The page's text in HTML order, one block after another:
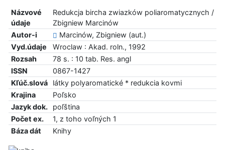
Názvové
údaje
Redukcja bircha zwiazków poliaromatycznych /
Zbigniew Marcinów
Autor-i
Marcinów, Zbigniew (aut.)
Vyd.údaje
Wroclaw : Akad. roln., 1992
Rozsah
78 s. : 10 tab. Res. angl
ISSN
0867-1427
Kľúč.slová
látky polyaromatické * redukcia kovmi
Krajina
Poľsko
Jazyk dok.
poľština
Počet ex.
1, z toho voľných 1
Báza dát
Knihy